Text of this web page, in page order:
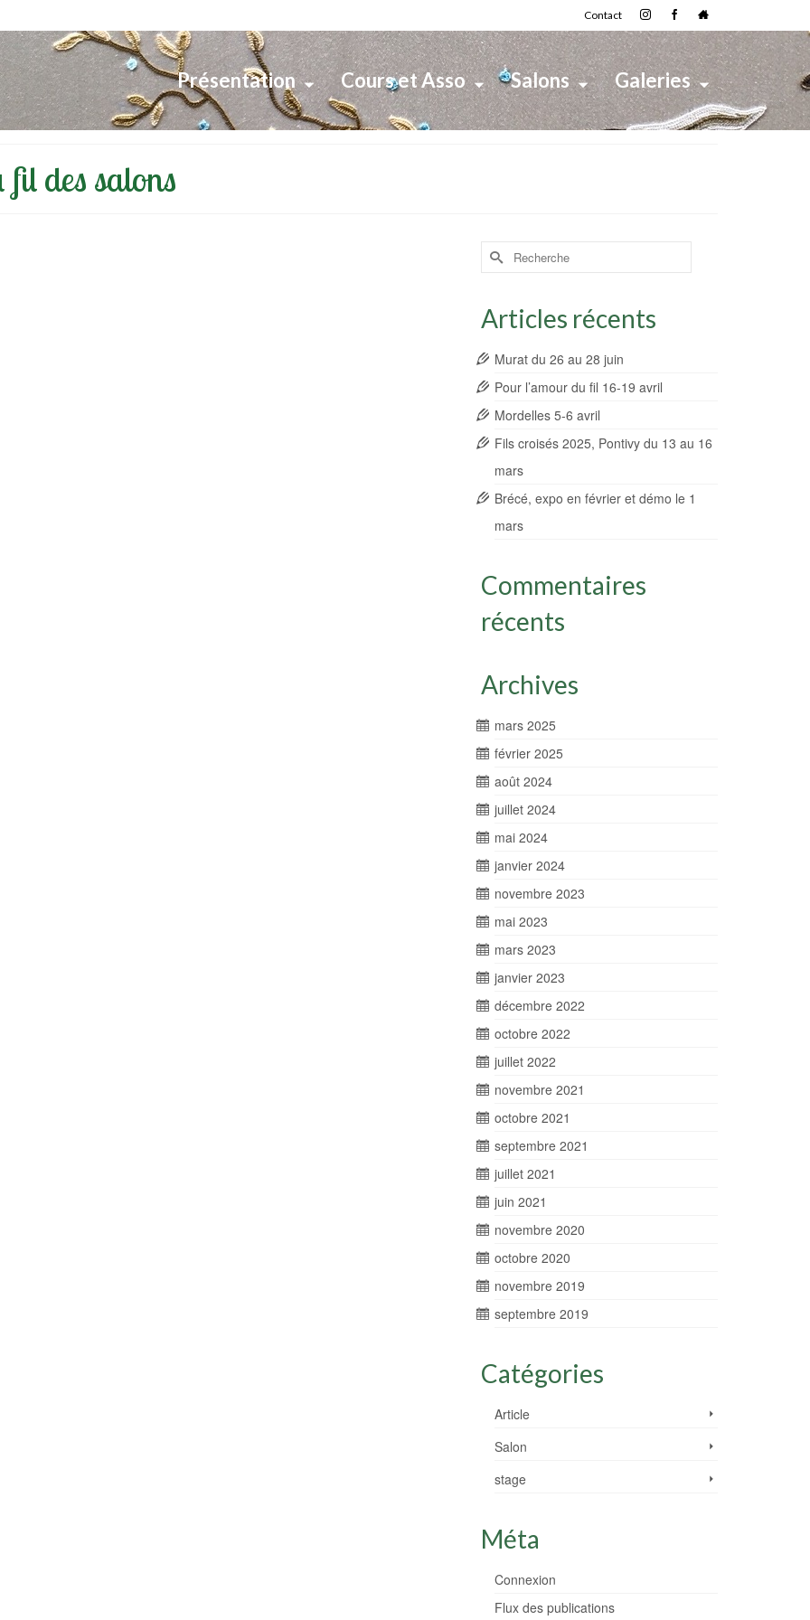
Contact
Présentation Cours et Asso Salons Galeries
fil des salons
Rechercher :
Articles récents
Murat du 26 au 28 juin
Pour l’amour du fil 16-19 avril
Mordelles 5-6 avril
Fils croisés 2025, Pontivy du 13 au 16
mars
Brécé, expo en février et démo le 1
mars
Commentaires
récents
Archives
mars 2025
février 2025
août 2024
juillet 2024
mai 2024
janvier 2024
novembre 2023
mai 2023
mars 2023
janvier 2023
décembre 2022
octobre 2022
juillet 2022
novembre 2021
octobre 2021
septembre 2021
juillet 2021
juin 2021
novembre 2020
octobre 2020
novembre 2019
septembre 2019
Catégories
Article
Salon
stage
Méta
Connexion
Flux des publications